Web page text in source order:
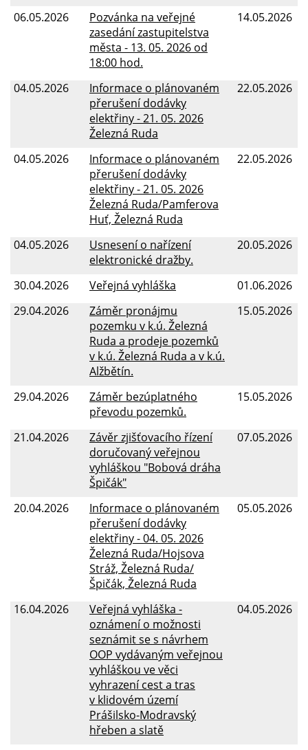
06.05.2026
14.05.2026
Pozvánka na veřejné
zasedání zastupitelstva
města - 13. 05. 2026 od
18:00 hod.
04.05.2026
22.05.2026
Informace o plánovaném
přerušení dodávky
elektřiny - 21. 05. 2026
Železná Ruda
04.05.2026
22.05.2026
Informace o plánovaném
přerušení dodávky
elektřiny - 21. 05. 2026
Železná Ruda/Pamferova
Huť, Železná Ruda
04.05.2026
20.05.2026
Usnesení o nařízení
elektronické dražby.
30.04.2026
01.06.2026
Veřejná vyhláška
29.04.2026
15.05.2026
Záměr pronájmu
pozemku v k.ú. Železná
Ruda a prodeje pozemků
v k.ú. Železná Ruda a v k.ú.
Alžbětín.
29.04.2026
15.05.2026
Záměr bezúplatného
převodu pozemků.
21.04.2026
07.05.2026
Závěr zjišťovacího řízení
doručovaný veřejnou
vyhláškou "Bobová dráha
Špičák"
20.04.2026
05.05.2026
Informace o plánovaném
přerušení dodávky
elektřiny - 04. 05. 2026
Železná Ruda/Hojsova
Stráž, Železná Ruda/
Špičák, Železná Ruda
16.04.2026
04.05.2026
Veřejná vyhláška -
oznámení o možnosti
seznámit se s návrhem
OOP vydávaným veřejnou
vyhláškou ve věci
vyhrazení cest a tras
v klidovém území
Prášilsko-Modravský
hřeben a slatě